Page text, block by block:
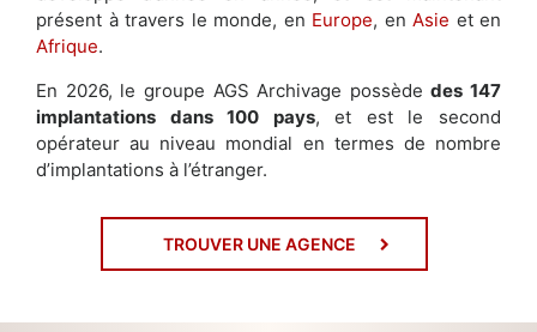
présent à travers le monde, en Europe, en Asie et en
Afrique.
En 2026, le groupe AGS Archivage possèdedes 147
implantations dans 100 pays, et est le second
opérateur au niveau mondial en termes de nombre
d’implantations à l’étranger.
TROUVER UNE AGENCE